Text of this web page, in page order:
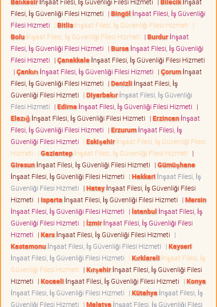
Filesi, İş Güvenliği Filesi Hizmeti | Bingöl İnşaat Filesi, İş Güvenliği
Filesi Hizmeti | Bitlisİnşaat Filesi, İş Güvenliği Filesi Hizmeti |
Boluİnşaat Filesi, İş Güvenliği Filesi Hizmeti | Burdurİnşaat
Filesi, İş Güvenliği Filesi Hizmeti | Bursa İnşaat Filesi, İş Güvenliği
Filesi Hizmeti | Çanakkaleİnşaat Filesi, İş Güvenliği Filesi Hizmeti
| Çankırı İnşaat Filesi, İş Güvenliği Filesi Hizmeti | Çorumİnşaat
Filesi, İş Güvenliği Filesi Hizmeti | Denizli İnşaat Filesi, İş
Güvenliği Filesi Hizmeti | Diyarbakırİnşaat Filesi, İş Güvenliği
Filesi Hizmeti | Edirneİnşaat Filesi, İş Güvenliği Filesi Hizmeti |
Elazığ İnşaat Filesi, İş Güvenliği Filesi Hizmeti | Erzincanİnşaat
Filesi, İş Güvenliği Filesi Hizmeti | Erzurumİnşaat Filesi, İş
Güvenliği Filesi Hizmeti | Eskişehirİnşaat Filesi, İş Güvenliği Filesi
Hizmeti | Gaziantepİnşaat Filesi, İş Güvenliği Filesi Hizmeti |
Giresunİnşaat Filesi, İş Güvenliği Filesi Hizmeti | Gümüşhane
İnşaat Filesi, İş Güvenliği Filesi Hizmeti | Hakkari İnşaat Filesi, İş
Güvenliği Filesi Hizmeti | Hatayİnşaat Filesi, İş Güvenliği Filesi
Hizmeti | Isparta İnşaat Filesi, İş Güvenliği Filesi Hizmeti | Mersin
İnşaat Filesi, İş Güvenliği Filesi Hizmeti | İstanbul İnşaat Filesi, İş
Güvenliği Filesi Hizmeti | İzmirİnşaat Filesi, İş Güvenliği Filesi
Hizmeti | Karsİnşaat Filesi, İş Güvenliği Filesi Hizmeti |
Kastamonuİnşaat Filesi, İş Güvenliği Filesi Hizmeti | Kayseri
İnşaat Filesi, İş Güvenliği Filesi Hizmeti | Kırklareli İnşaat Filesi, İş
Güvenliği Filesi Hizmeti | Kırşehirİnşaat Filesi, İş Güvenliği Filesi
Hizmeti | Kocaeli İnşaat Filesi, İş Güvenliği Filesi Hizmeti | Konya
İnşaat Filesi, İş Güvenliği Filesi Hizmeti | Kütahya İnşaat Filesi, İş
Güvenliği Filesi Hizmeti | Malatya İnşaat Filesi, İş Güvenliği Filesi